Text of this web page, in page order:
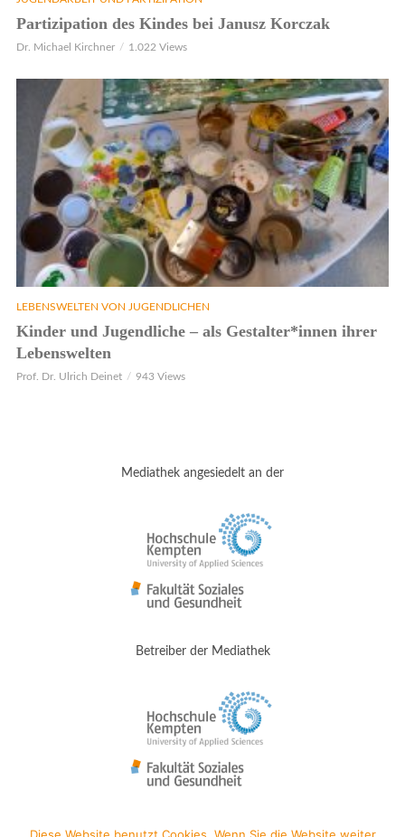
Partizipation des Kindes bei Janusz Korczak
Dr. Michael Kirchner 1.022 Views
LEBENSWELTEN VON JUGENDLICHEN
Kinder und Jugendliche – als Gestalter*innen ihrer
Lebenswelten
Prof. Dr. Ulrich Deinet 943 Views
Mediathek angesiedelt an der
Betreiber der Mediathek